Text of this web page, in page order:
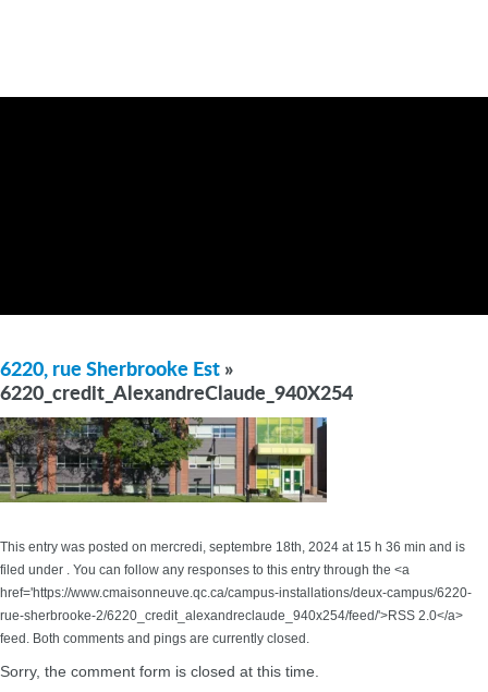
6220, rue Sherbrooke Est »
6220_credit_AlexandreClaude_940X254
This entry was posted on mercredi, septembre 18th, 2024 at 15 h 36 min and is
filed under . You can follow any responses to this entry through the <a
href='https://www.cmaisonneuve.qc.ca/campus-installations/deux-campus/6220-
rue-sherbrooke-2/6220_credit_alexandreclaude_940x254/feed/'>RSS 2.0</a>
feed. Both comments and pings are currently closed.
Sorry, the comment form is closed at this time.